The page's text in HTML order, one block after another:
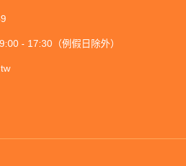
- 17:30（例假日除外）